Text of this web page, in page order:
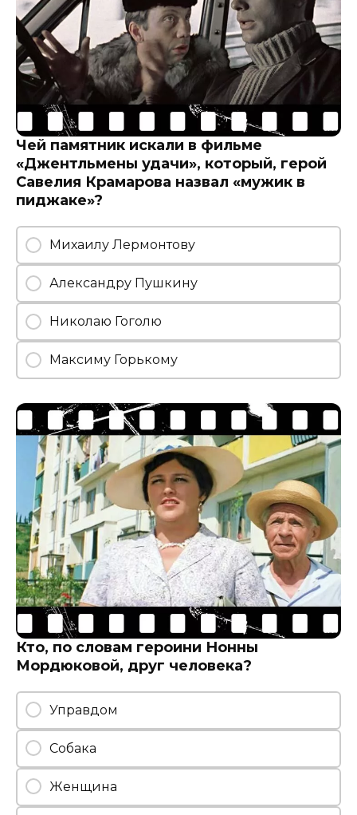
Чей памятник искали в фильме
«Джентльмены удачи», который, герой
Савелия Крамарова назвал «мужик в
пиджаке»?
Михаилу Лермонтову
Александру Пушкину
Николаю Гоголю
Максиму Горькому
Кто, по словам героини Нонны
Мордюковой, друг человека?
Управдом
Собака
Женщина